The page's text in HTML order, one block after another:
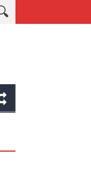
Stvri Tenda